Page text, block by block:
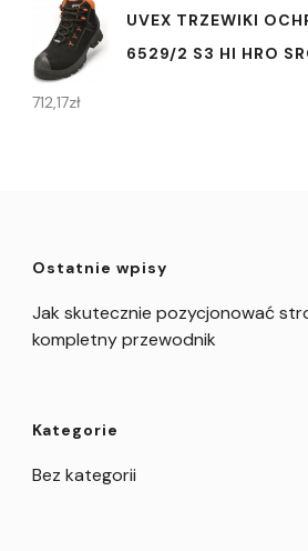
UVEX TRZEWIKI
6529/2 S3 HI HRO
712,17zł
Ostatnie wpisy
Jak skutecznie pozycjonować
kompletny przewodnik
Kategorie
Bez kategorii